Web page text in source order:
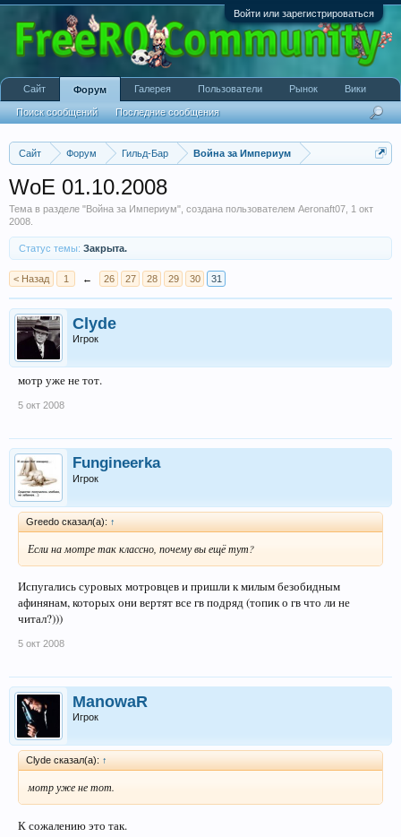
Войти или зарегистрироваться
Сайт Форум Гильд-Бар Война за Империум
WoE 01.10.2008
Тема в разделе "Война за Империум", создана пользователем Aeronaft07 1 окт
2008
Статус темы: Закрыта.
< Назад 1 ← 26 27 28 29 30 31
Clyde
Игрок
мотр уже не тот.
5 окт 2008
Fungineerka
Игрок
Greedo сказал(а): ↑
Если на мотре так классно, почему вы ещё тут?
Испугались суровых мотровцев и пришли к милым безобидным
афинянам, которых они вертят все гв подряд (топик о гв что ли не
читал?)))
5 окт 2008
ManowaR
Игрок
Clyde сказал(а): ↑
мотр уже не тот.
К сожалению это так.
Сайт Форум
Поиск сообщений Последние сообщения
Галерея Пользователи Рынок Вики